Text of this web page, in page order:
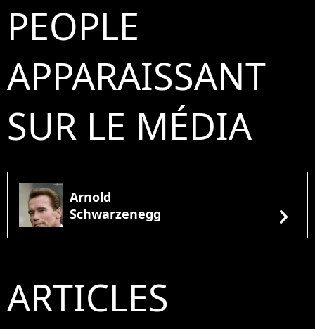
PEOPLE
APPARAISSANT
SUR LE MÉDIA
Arnold
Schwarzenegger
chevron_right
ARTICLES